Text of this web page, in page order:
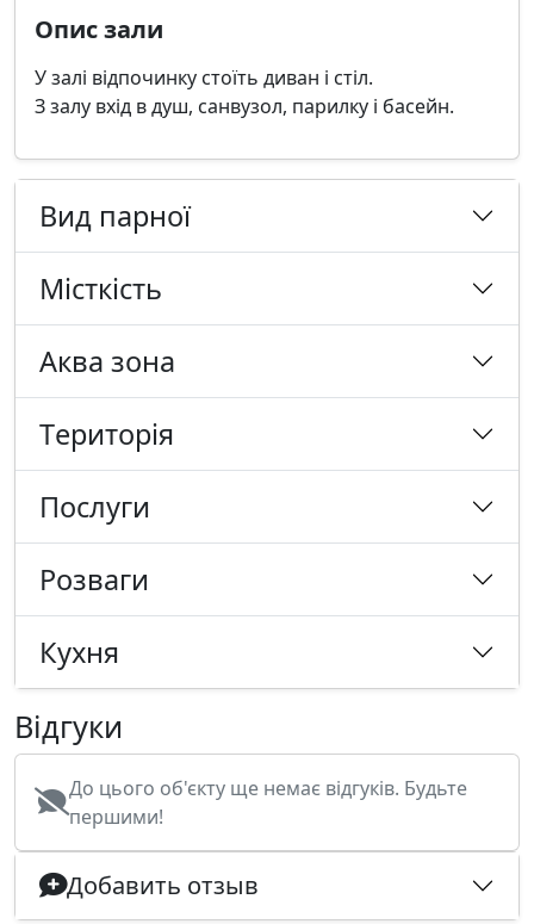
Опис зали
У залі відпочинку стоїть диван і стіл.
З залу вхід в душ, санвузол, парилку і басейн.
Вид парної
Місткість
Аква зона
Tериторія
Послуги
Розваги
Кухня
Відгуки
До цього об'єкту ще немає відгуків. Будьте
першими!
Добавить отзыв